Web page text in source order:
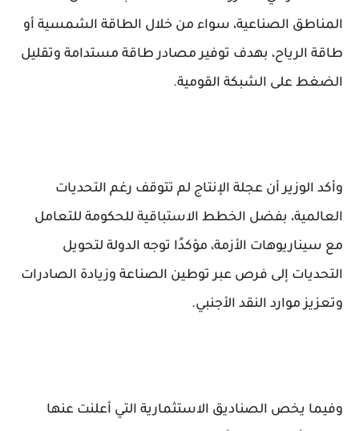
المناطق الصناعية، سواء من خلال الطاقة الشمسية أو
طاقة الرياح، بهدف توفير مصادر طاقة مستدامة وتقليل
الضغط على الشبكة القومية.
وأكد الوزير أن عجلة الإنتاج لم تتوقف رغم التحديات
العالمية، بفضل الخطط الاستباقية للحكومة للتعامل
مع سيناريوهات الأزمة، مؤكدًا توجه الدولة لتحويل
التحديات إلى فرص عبر توطين الصناعة وزيادة الصادرات
وتعزيز موارد النقد الأجنبي.
وفيما يخص الصناديق الاستثمارية التي أعلنت عنها